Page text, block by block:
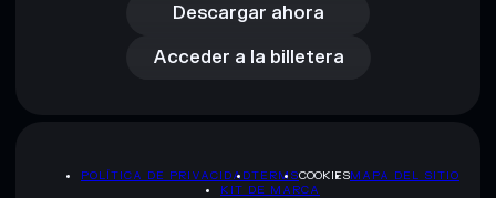
Descargar ahora
Acceder a la billetera
Acceder a la billetera
POLÍTICA DE PRIVACIDADTERMSCOOKIESMAPA DEL SITIO
KIT DE MARCA